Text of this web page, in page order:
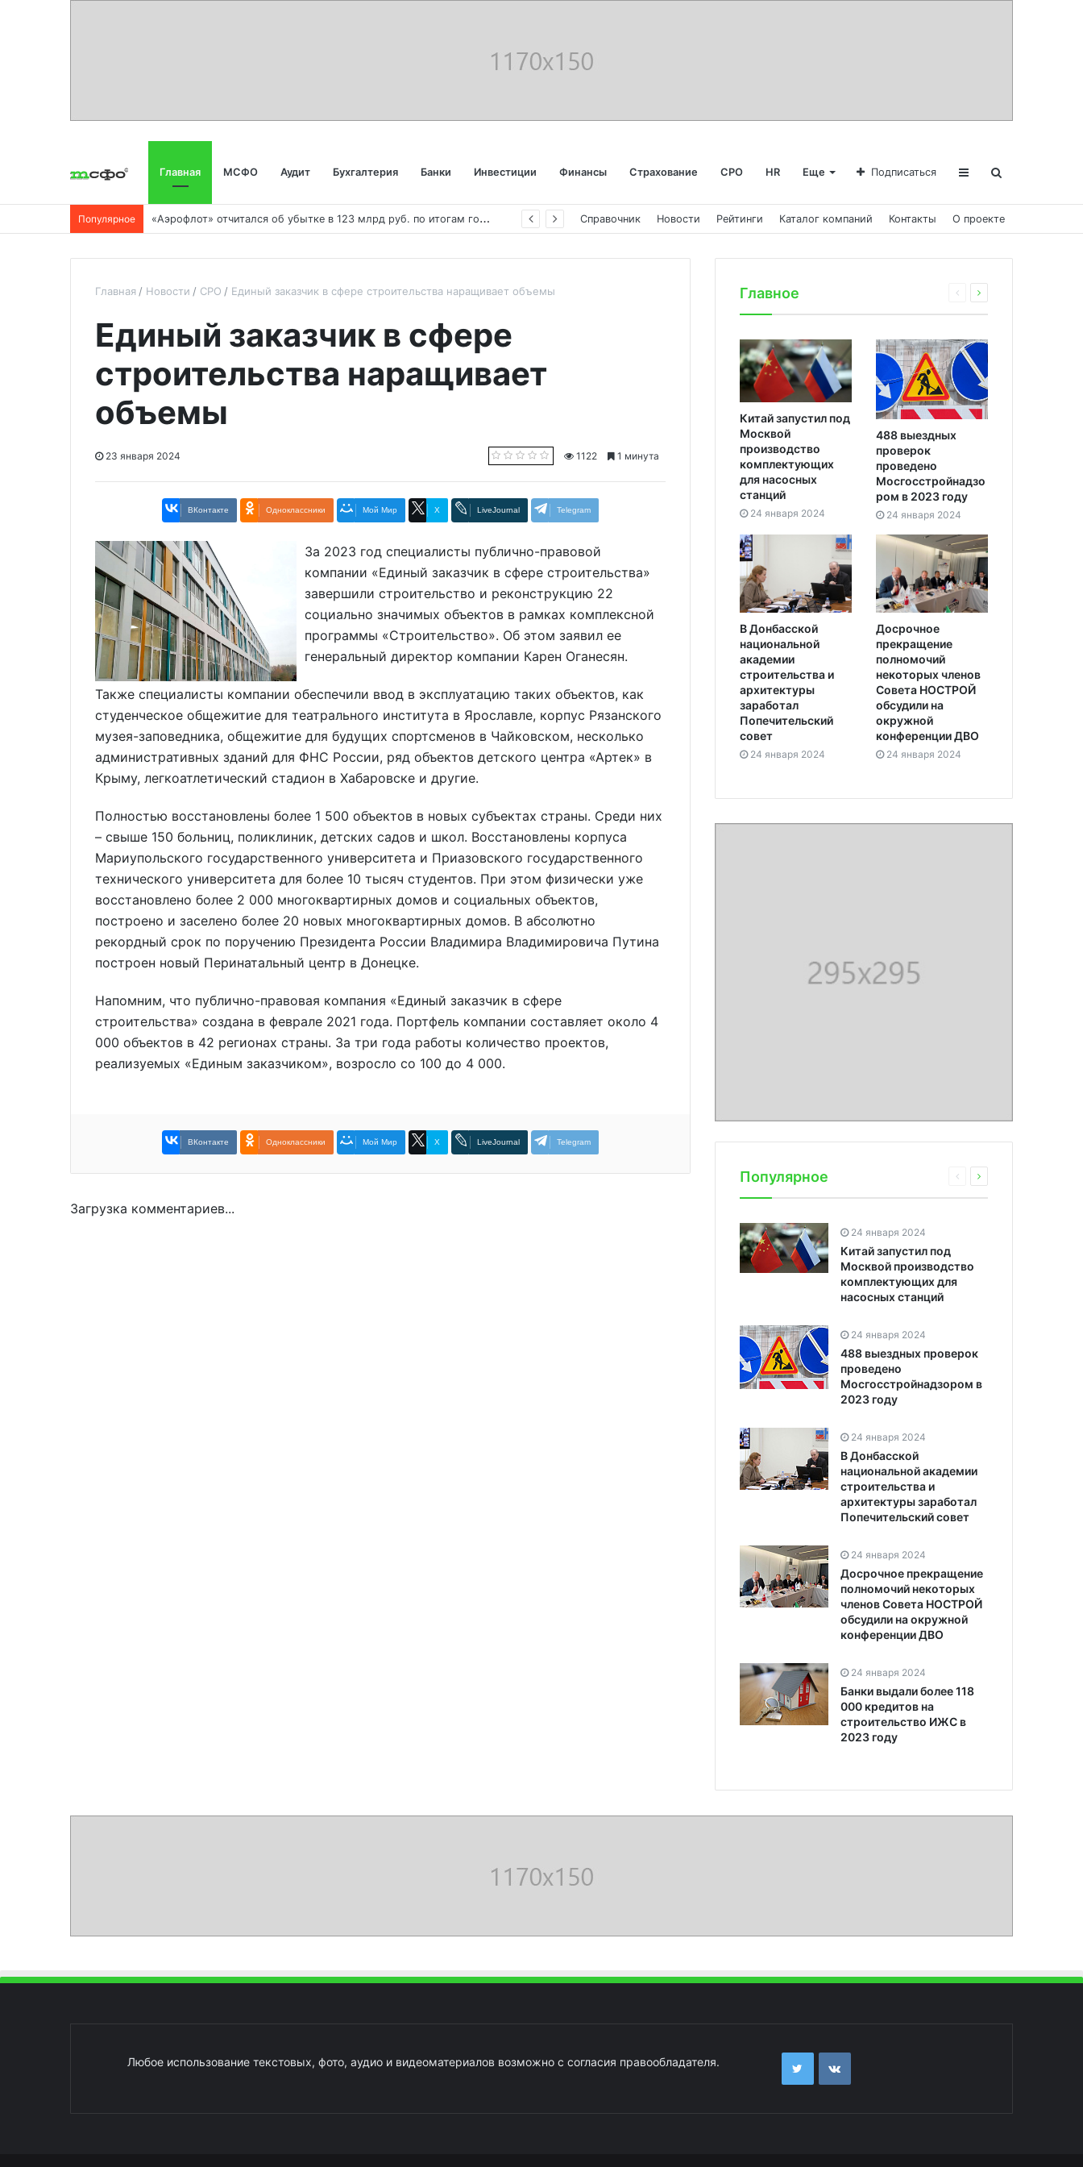
Главная МСФО Аудит Бухгалтерия Банки Инвестиции Финансы Страхование СРО HR Еще Подписаться
Популярное «
Аэрофлот» отчитался об убытке в 123 млрд руб. по итогам года пандемии Справочник Новости Рейтинги Каталог компаний Контакты О проекте
Главная Новости СРО Единый заказчик в сфере строительства наращивает объемы
Единый заказчик в сфере
строительства наращивает
объемы
23 января 2024 1122 1 минута
ВКонтакте Одноклассники Мой Мир X LiveJournal Telegram
За 2023 год специалисты публично-правовой
компании «Единый заказчик в сфере строительства»
завершили строительство и реконструкцию 22
социально значимых объектов в рамках комплексной
программы «Строительство». Об этом заявил ее
генеральный директор компании Карен Оганесян.
Также специалисты компании обеспечили ввод в эксплуатацию таких объектов, как
студенческое общежитие для театрального института в Ярославле, корпус Рязанского
музея-заповедника, общежитие для будущих спортсменов в Чайковском, несколько
административных зданий для ФНС России, ряд объектов детского центра «Артек» в
Крыму, легкоатлетический стадион в Хабаровске и другие.
Полностью восстановлены более 1 500 объектов в новых субъектах страны. Среди них
– свыше 150 больниц, поликлиник, детских садов и школ. Восстановлены корпуса
Мариупольского государственного университета и Приазовского государственного
технического университета для более 10 тысяч студентов. При этом физически уже
восстановлено более 2 000 многоквартирных домов и социальных объектов,
построено и заселено более 20 новых многоквартирных домов. В абсолютно
рекордный срок по поручению Президента России Владимира Владимировича Путина
построен новый Перинатальный центр в Донецке.
Напомним, что публично-правовая компания «Единый заказчик в сфере
строительства» создана в феврале 2021 года. Портфель компании составляет около 4
000 объектов в 42 регионах страны. За три года работы количество проектов,
реализуемых «Единым заказчиком», возросло со 100 до 4 000.
ВКонтакте Одноклассники Мой Мир X LiveJournal Telegram
Загрузка комментариев...
Главное
Китай запустил под
Москвой
производство
комплектующих
для насосных
станций
24 января 2024
488 выездных
проверок
проведено
Мосгосстройнадзо
ром в 2023 году
24 января 2024
В Донбасской
национальной
академии
строительства и
архитектуры
заработал
Попечительский
совет
24 января 2024
Досрочное
прекращение
полномочий
некоторых членов
Совета НОСТРОЙ
обсудили на
окружной
конференции ДВО
24 января 2024
Популярное
24 января 2024
Китай запустил под
Москвой производство
комплектующих для
насосных станций
24 января 2024
488 выездных проверок
проведено
Мосгосстройнадзором в
2023 году
24 января 2024
В Донбасской
национальной академии
строительства и
архитектуры заработал
Попечительский совет
24 января 2024
Досрочное прекращение
полномочий некоторых
членов Совета НОСТРОЙ
обсудили на окружной
конференции ДВО
24 января 2024
Банки выдали более 118
000 кредитов на
строительство ИЖС в
2023 году
Любое использование текстовых, фото, аудио и видеоматериалов возможно с согласия правообладателя.